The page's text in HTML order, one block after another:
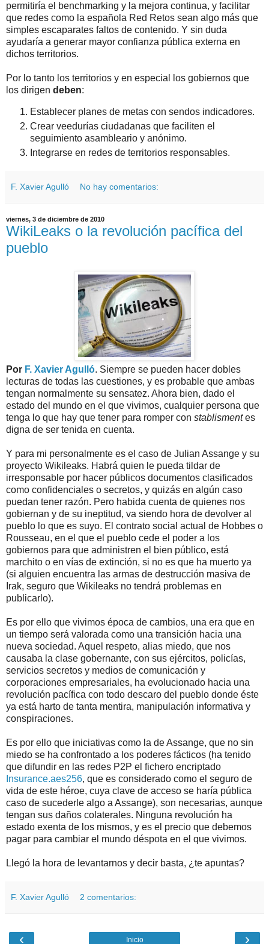
permitiría el benchmarking y la mejora continua, y facilitar
que redes como la española Red Retos sean algo más que
simples escaparates faltos de contenido. Y sin duda
ayudaría a generar mayor confianza pública externa en
dichos territorios.
Por lo tanto los territorios y en especial los gobiernos que
los dirigen deben:
Establecer planes de metas con sendos indicadores.
Crear veedurías ciudadanas que faciliten el
seguimiento asambleario y anónimo.
Integrarse en redes de territorios responsables.
F. Xavier Agulló No hay comentarios:
viernes, 3 de diciembre de 2010
WikiLeaks o la revolución pacífica del
pueblo
Por F. Xavier Agulló. Siempre se pueden hacer dobles
lecturas de todas las cuestiones, y es probable que ambas
tengan normalmente su sensatez. Ahora bien, dado el
estado del mundo en el que vivimos, cualquier persona que
tenga lo que hay que tener para romper con stablismentes
digna de ser tenida en cuenta.
Y para mi personalmente es el caso de Julian Assange y su
proyecto Wikileaks. Habrá quien le pueda tildar de
irresponsable por hacer públicos documentos clasificados
como confidenciales o secretos, y quizás en algún caso
puedan tener razón. Pero habida cuenta de quienes nos
gobiernan y de su ineptitud, va siendo hora de devolver al
pueblo lo que es suyo. El contrato social actual de Hobbes o
Rousseau, en el que el pueblo cede el poder a los
gobiernos para que administren el bien público, está
marchito o en vías de extinción, si no es que ha muerto ya
(si alguien encuentra las armas de destrucción masiva de
Irak, seguro que Wikileaks no tendrá problemas en
publicarlo).
Es por ello que vivimos época de cambios, una era que en
un tiempo será valorada como una transición hacia una
nueva sociedad. Aquel respeto, alias miedo, que nos
causaba la clase gobernante, con sus ejércitos, policías,
servicios secretos y medios de comunicación y
corporaciones empresariales, ha evolucionado hacia una
revolución pacífica con todo descaro del pueblo donde éste
ya está harto de tanta mentira, manipulación informativa y
conspiraciones.
Es por ello que iniciativas como la de Assange, que no sin
miedo se ha confrontado a los poderes fácticos (ha tenido
que difundir en las redes P2P el fichero encriptado
Insurance.aes256, que es considerado como el seguro de
vida de este héroe, cuya clave de acceso se haría pública
caso de sucederle algo a Assange), son necesarias, aunque
tengan sus daños colaterales. Ninguna revolución ha
estado exenta de los mismos, y es el precio que debemos
pagar para cambiar el mundo déspota en el que vivimos.
Llegó la hora de levantarnos y decir basta, ¿te apuntas?
F. Xavier Agulló 2 comentarios:
‹ ›
Inicio